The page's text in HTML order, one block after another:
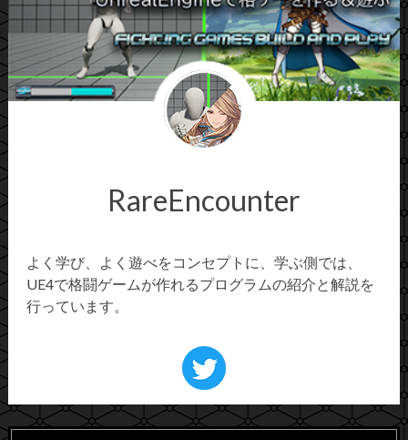
RareEncounter
よく学び、よく遊べをコンセプトに、学ぶ側では、
UE4で格闘ゲームが作れるプログラムの紹介と解説を
行っています。